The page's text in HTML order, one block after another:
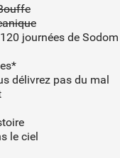
journées de Sodom
délivrez pas du mal
le ciel